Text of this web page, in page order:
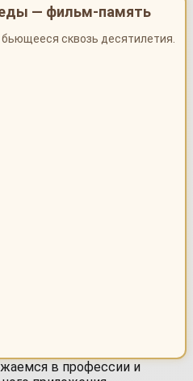
— фильм-память
сквозь десятилетия.
в профессии и